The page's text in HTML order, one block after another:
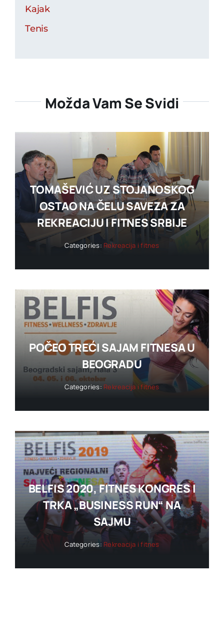
Kajak
Tenis
Možda Vam Se Svidi
TOMAŠEVIĆ UZ STOJANOSKOG
OSTAO NA ČELU SAVEZA ZA
REKREACIJU I FITNES SRBIJE
Categories: Rekreacija i fitnes
POČEO TREĆI SAJAM FITNESA U
BEOGRADU
Categories: Rekreacija i fitnes
BELFIS 2020, FITNES KONGRES I
TRKA „BUSINESS RUN“ NA
SAJMU
Categories: Rekreacija i fitnes